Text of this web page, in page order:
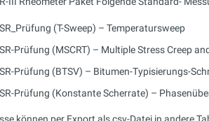
(T-Sweep) – Temperatursweep
Prüfung (MSCRT) – Multiple Stress Creep
Prüfung (BTSV) – Bitumen-Typisierungs-
Prüfung (Konstante Scherrate) –
können per Export als csv-Datei in andere